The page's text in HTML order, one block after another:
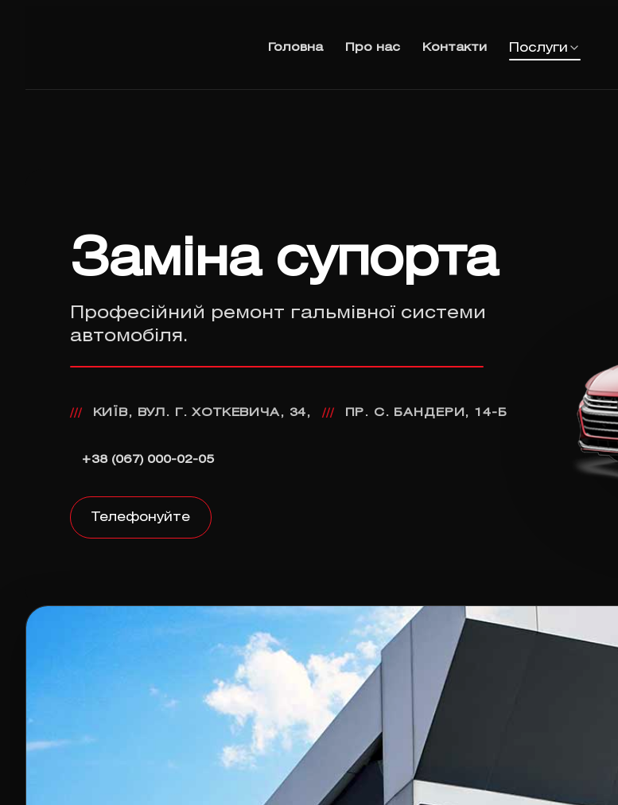
Головна Про нас Контакти Послуги
Заміна супорта
Професійний ремонт гальмівної системи
автомобіля.
/// КИЇВ, ВУЛ. Г. ХОТКЕВИЧА, 34, /// ПР. С. БАНДЕРИ, 14-Б
+38 (067) 000-02-05
Телефонуйте